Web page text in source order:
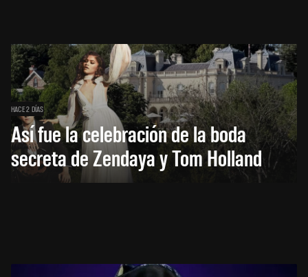
HACE 2 DÍAS
Así fue la celebración de la boda
secreta de Zendaya y Tom Holland